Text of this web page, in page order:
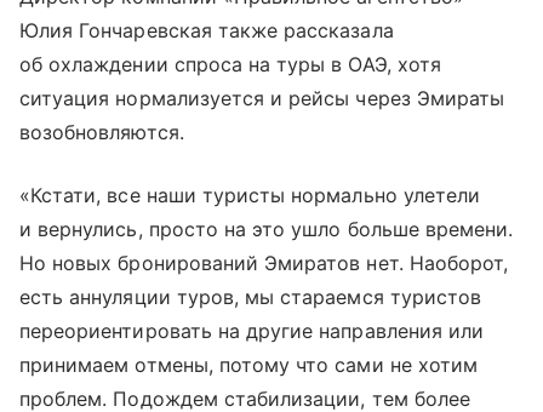
Юлия Гончаревская также рассказала
об охлаждении спроса на туры в ОАЭ, хотя
ситуация нормализуется и рейсы через Эмираты
возобновляются.
«Кстати, все наши туристы нормально улетели
и вернулись, просто на это ушло больше времени.
Но новых бронирований Эмиратов нет. Наоборот,
есть аннуляции туров, мы стараемся туристов
переориентировать на другие направления или
принимаем отмены, потому что сами не хотим
проблем. Подождем стабилизации, тем более